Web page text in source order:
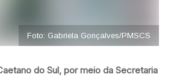
Foto: Gabriela Gonçalves/PMSCS
do Sul, por meio da Secretaria